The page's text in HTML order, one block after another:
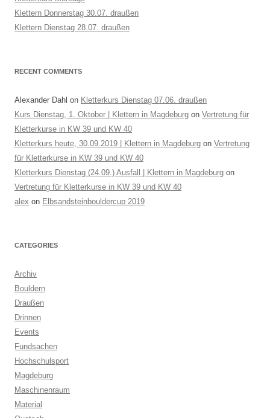
Klettern Donnerstag 30.07. draußen
Klettern Dienstag 28.07. draußen
RECENT COMMENTS
Alexander Dahl on Kletterkurs Dienstag 07.06. draußen
Kurs Dienstag, 1. Oktober | Klettern in Magdeburg on Vertretung für
Kletterkurse in KW 39 und KW 40
Kletterkurs heute, 30.09.2019 | Klettern in Magdeburg on Vertretung
für Kletterkurse in KW 39 und KW 40
Kletterkurs Dienstag (24.09.) Ausfall | Klettern in Magdeburg on
Vertretung für Kletterkurse in KW 39 und KW 40
alex on Elbsandsteinbouldercup 2019
CATEGORIES
Archiv
Bouldern
Draußen
Drinnen
Events
Fundsachen
Hochschulsport
Magdeburg
Maschinenraum
Material